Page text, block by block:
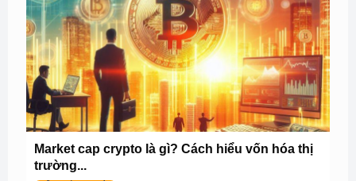
Market cap crypto là gì? Cách hiểu vốn hóa thị
trường...